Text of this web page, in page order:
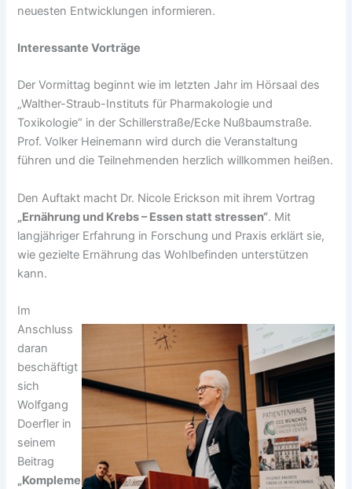
neuesten Entwicklungen informieren.
Interessante Vorträge
Der Vormittag beginnt wie im letzten Jahr im Hörsaal des
„Walther-Straub-Instituts für Pharmakologie und
Toxikologie“ in der Schillerstraße/Ecke Nußbaumstraße.
Prof. Volker Heinemann wird durch die Veranstaltung
führen und die Teilnehmenden herzlich willkommen heißen.
Den Auftakt macht Dr. Nicole Erickson mit ihrem Vortrag
„Ernährung und Krebs – Essen statt stressen“. Mit
langjähriger Erfahrung in Forschung und Praxis erklärt sie,
wie gezielte Ernährung das Wohlbefinden unterstützen
kann.
Im
Anschluss
daran
beschäftigt
sich
Wolfgang
Doerfler in
seinem
Beitrag
„Kompleme